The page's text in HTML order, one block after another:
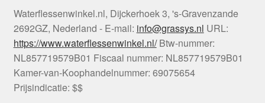
Waterflessenwinkel.nl, Dijckerhoek 3, 's-Gravenzande
2692GZ, Nederland - E-mail: info@grassys.nl URL:
https://www.waterflessenwinkel.nl/ Btw-nummer:
NL857719579B01 Fiscaal nummer: NL857719579B01
Kamer-van-Koophandelnummer: 69075654
Prijsindicatie: $$